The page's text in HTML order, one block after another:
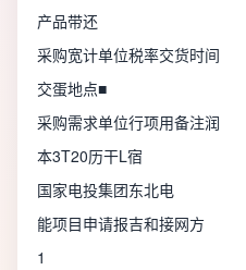
产品带还
采购宽计单位税率交货时间
交蛋地点■
采购需求单位行项用备注润
本3T20历干L宿
国家电投集团东北电
能项目申请报吉和接网方
1